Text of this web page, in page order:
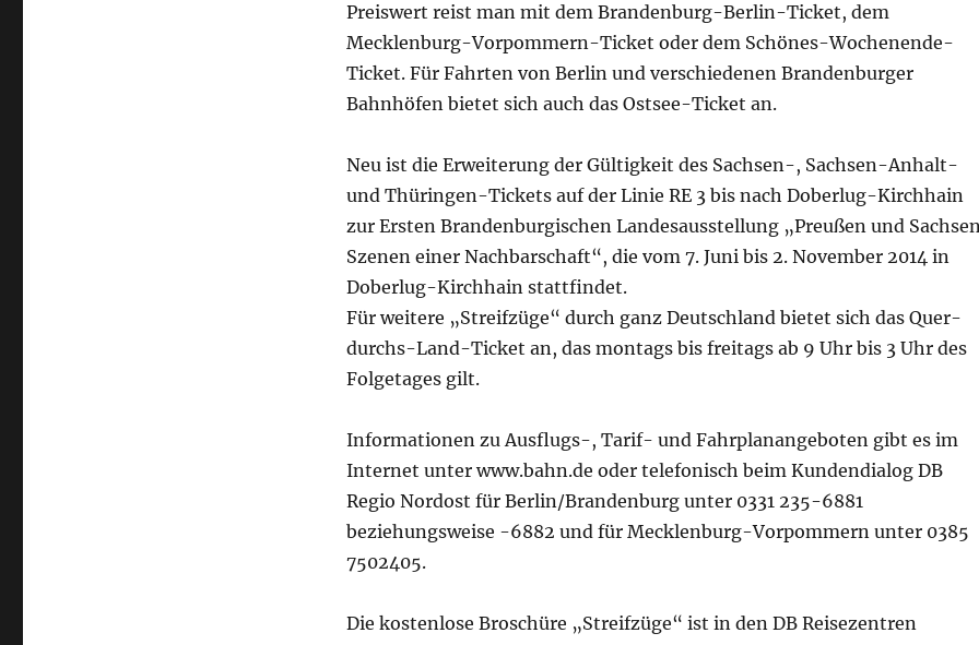
Preiswert reist man mit dem Brandenburg-Berlin-Ticket, dem
Mecklenburg-Vorpommern-Ticket oder dem Schönes-Wochenende-
Ticket. Für Fahrten von Berlin und verschiedenen Brandenburger
Bahnhöfen bietet sich auch das Ostsee-Ticket an.
Neu ist die Erweiterung der Gültigkeit des Sachsen-, Sachsen-Anhalt-
und Thüringen-Tickets auf der Linie RE 3 bis nach Doberlug-Kirchhain
zur Ersten Brandenburgischen Landesausstellung „Preußen und
Szenen einer Nachbarschaft“, die vom 7. Juni bis 2. November 2014 in
Doberlug-Kirchhain stattfindet.
Für weitere „Streifzüge“ durch ganz Deutschland bietet sich das Quer-
durchs-Land-Ticket an, das montags bis freitags ab 9 Uhr bis 3 Uhr des
Folgetages gilt.
Informationen zu Ausflugs-, Tarif- und Fahrplanangeboten gibt es im
Internet unter www.bahn.de oder telefonisch beim Kundendialog DB
Regio Nordost für Berlin/Brandenburg unter 0331 235-6881
beziehungsweise -6882 und für Mecklenburg-Vorpommern unter 0385
7502405.
Die kostenlose Broschüre „Streifzüge“ ist in den DB Reisezentren